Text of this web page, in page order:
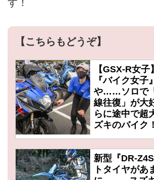
す！
【こちらもどうぞ】
【GSX-R女
『バイク女子
や……ソロで
線往復」が大
らに途中で超
ズキのバイク！
新型『DR-
トタイヤがあ